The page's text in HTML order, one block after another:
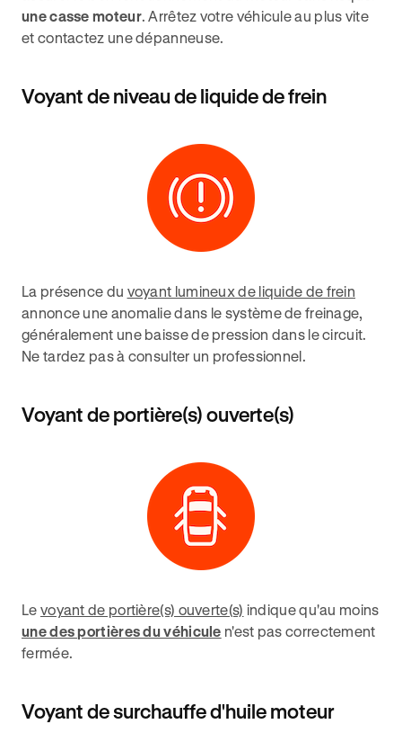
une casse moteur. Arrêtez votre véhicule au plus vite
et contactez une dépanneuse.
Voyant de niveau de liquide de frein
La présence du voyant lumineux de liquide de frein
annonce une anomalie dans le système de freinage,
généralement une baisse de pression dans le circuit.
Ne tardez pas à consulter un professionnel.
Voyant de portière(s) ouverte(s)
Le voyant de portière(s) ouverte(s) indique qu'au moins
une des portières du véhicule n'est pas correctement
fermée.
Voyant de surchauffe d'huile moteur